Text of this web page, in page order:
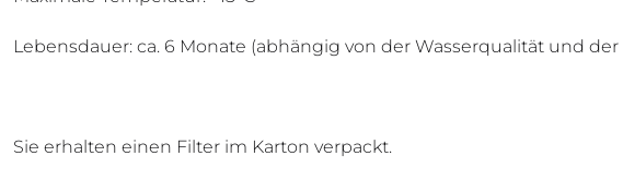
Lebensdauer: ca. 6 Monate (abhängig von der Wasserqualität und
Sie erhalten einen Filter im Karton verpackt.